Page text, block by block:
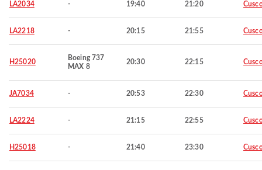
LA2034 - 19:40 21:20
LA2218 - 20:15 21:55
H25020
Boeing 737
MAX 8
20:30 22:15
JA7034 - 20:53 22:30
LA2224 - 21:15 22:55
H25018 - 21:40 23:30